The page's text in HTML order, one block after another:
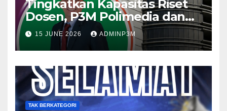
Tingkatkan Kapasitas Riset
Dosen, P3M Polimedia dan
ADAKSI Gelar Webinar Grant
Riset BPDP 2026
15 JUNE 2026 ADMINP3M
TAK BERKATEGORI